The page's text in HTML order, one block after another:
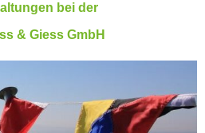
bei der
& Giess GmbH